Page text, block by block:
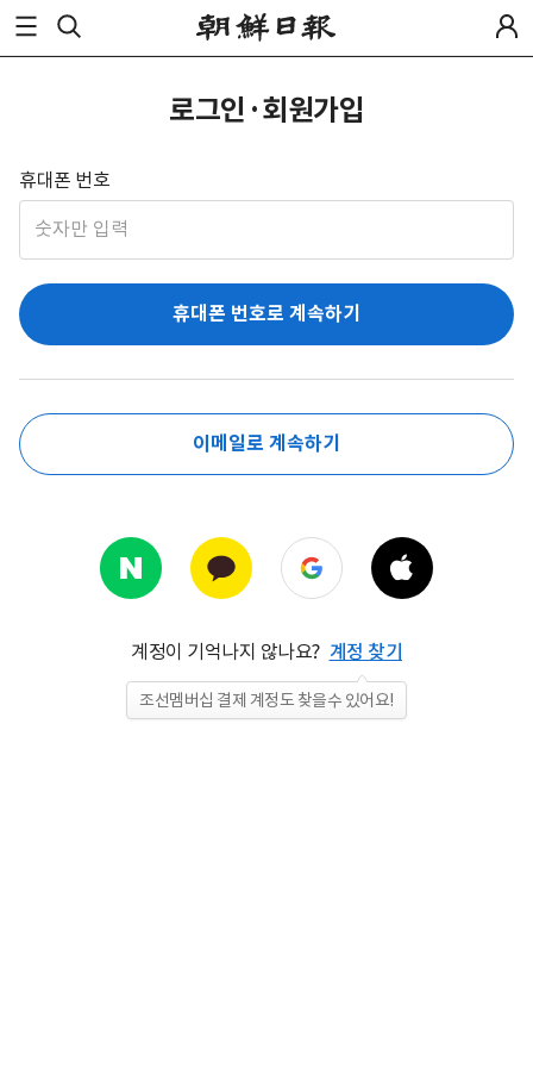
로그인·회원가입
휴대폰 번호
휴대폰 번호로 계속하기
이메일로 계속하기
계정이 기억나지 않나요? 계정 찾기
조선멤버십 결제 계정도 찾을수 있어요!